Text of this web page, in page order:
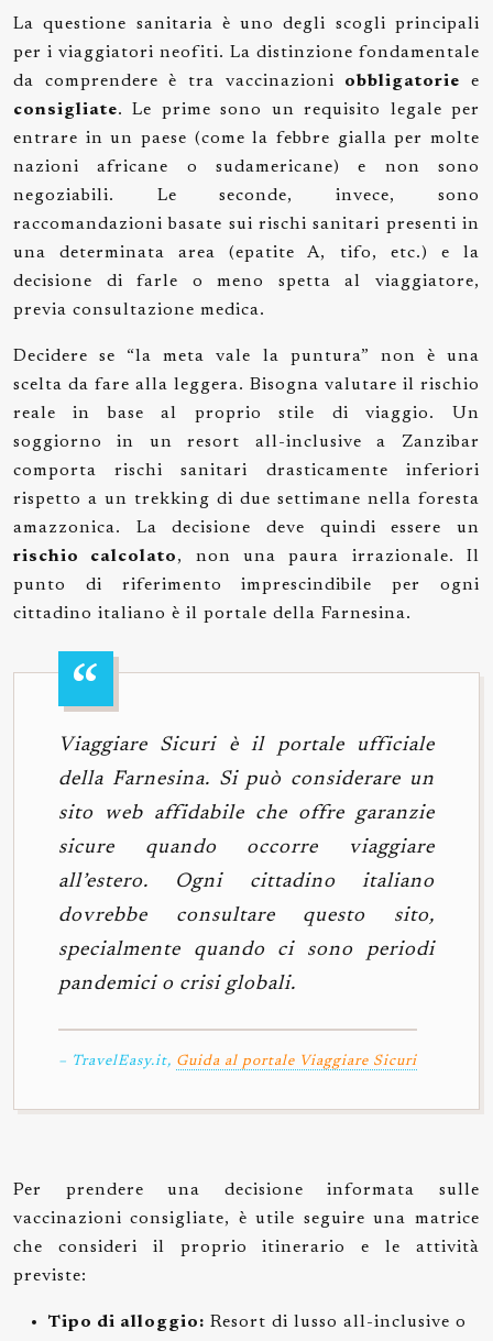
La questione sanitaria è uno degli scogli principali
per i viaggiatori neofiti. La distinzione fondamentale
da comprendere è tra vaccinazioni obbligatorie e
consigliate. Le prime sono un requisito legale per
entrare in un paese (come la febbre gialla per molte
nazioni africane o sudamericane) e non sono
negoziabili. Le seconde, invece, sono
raccomandazioni basate sui rischi sanitari presenti in
una determinata area (epatite A, tifo, etc.) e la
decisione di farle o meno spetta al viaggiatore,
previa consultazione medica.
Decidere se “la meta vale la puntura” non è una
scelta da fare alla leggera. Bisogna valutare il rischio
reale in base al proprio stile di viaggio. Un
soggiorno in un resort all-inclusive a Zanzibar
comporta rischi sanitari drasticamente inferiori
rispetto a un trekking di due settimane nella foresta
amazzonica. La decisione deve quindi essere un
rischio calcolato, non una paura irrazionale. Il
punto di riferimento imprescindibile per ogni
cittadino italiano è il portale della Farnesina.
Viaggiare Sicuri è il portale ufficiale
della Farnesina. Si può considerare un
sito web affidabile che offre garanzie
sicure quando occorre viaggiare
all’estero. Ogni cittadino italiano
dovrebbe consultare questo sito,
specialmente quando ci sono periodi
pandemici o crisi globali.
– TravelEasy.it, Guida al portale Viaggiare Sicuri
Per prendere una decisione informata sulle
vaccinazioni consigliate, è utile seguire una matrice
che consideri il proprio itinerario e le attività
previste:
Tipo di alloggio: Resort di lusso all-inclusive o